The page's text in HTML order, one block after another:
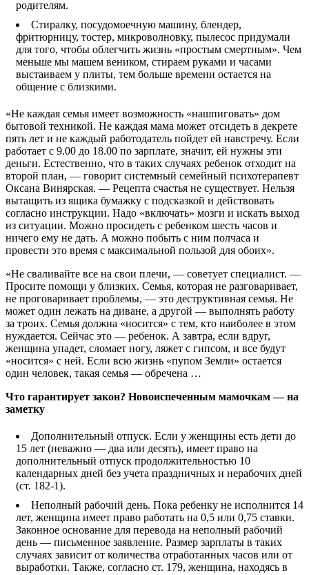
родителям.
Стиралку, посудомоечную машину, блендер,
фритюрницу, тостер, микроволновку, пылесос придумали
для того, чтобы облегчить жизнь «простым смертным». Чем
меньше мы машем веником, стираем руками и часами
выстаиваем у плиты, тем больше времени остается на
общение с близкими.
«Не каждая семья имеет возможность «нашпиговать» дом
бытовой техникой. Не каждая мама может отсидеть в декрете
пять лет и не каждый работодатель пойдет ей навстречу. Если
работает с 9.00 до 18.00 по зарплате, значит, ей нужны эти
деньги. Естественно, что в таких случаях ребенок отходит на
второй план, — говорит системный семейный психотерапевт
Оксана Винярская. — Рецепта счастья не существует. Нельзя
вытащить из ящика бумажку с подсказкой и действовать
согласно инструкции. Надо «включать» мозги и искать выход
из ситуации. Можно просидеть с ребенком шесть часов и
ничего ему не дать. А можно побыть с ним полчаса и
провести это время с максимальной пользой для обоих».
«Не сваливайте все на свои плечи, — советует специалист. —
Просите помощи у близких. Семья, которая не разговаривает,
не проговаривает проблемы, — это деструктивная семья. Не
может один лежать на диване, а другой — выполнять работу
за троих. Семья должна «носится» с тем, кто наиболее в этом
нуждается. Сейчас это — ребенок. А завтра, если вдруг,
женщина упадет, сломает ногу, ляжет с гипсом, и все будут
«носится» с ней. Если всю жизнь «пупом Земли» остается
один человек, такая семья — обречена …
Что гарантирует закон? Новоиспеченным мамочкам — на
заметку
Дополнительный отпуск. Если у женщины есть дети до
15 лет (неважно — два или десять), имеет право на
дополнительный отпуск продолжительностью 10
календарных дней без учета праздничных и нерабочих дней
(ст. 182-1).
Неполный рабочий день. Пока ребенку не исполнится 14
лет, женщина имеет право работать на 0,5 или 0,75 ставки.
Законное основание для перевода на неполный рабочий
день — письменное заявление. Размер зарплаты в таких
случаях зависит от количества отработанных часов или от
выработки. Также, согласно ст. 179, женщина, находясь в